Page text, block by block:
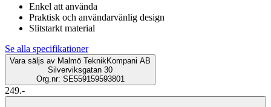
Enkel att använda
Praktisk och användarvänlig design
Slitstarkt material
Se alla specifikationer
Vara säljs av Malmö TeknikKompani AB
Silverviksgatan 30
Org.nr: SE559159593801
249.-